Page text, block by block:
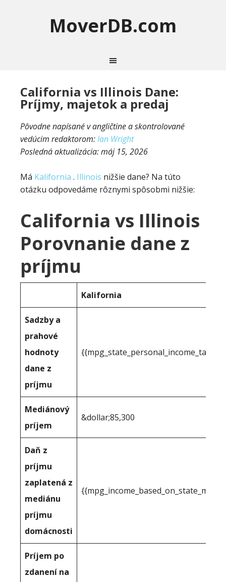
MoverDB.com
California vs Illinois Dane:
Príjmy, majetok a predaj
Pôvodne napísané v angličtine a skontrolované
vedúcim redaktorom:Ian Wright
Posledná aktualizácia:máj 15, 2026
Má Kalifornia . Illinois nižšie dane? Na túto
otázku odpovedáme rôznymi spôsobmi nižšie:
California vs Illinois
Porovnanie dane z
príjmu
Kalifornia
Sadzby a
prahové
hodnoty
dane z
príjmu
Mediánový
príjem
&dollar;85,300
Daň z
príjmu
zaplatená z
mediánu
príjmu
domácnosti
Príjem po
zdanení na